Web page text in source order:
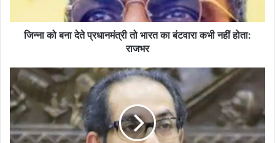
बंटवारा
राजभर
जिन्ना को बना देते प्रधानमंत्री तो भारत का बंटवारा कभी नहीं होता:
राजभर
महाराष्ट्र
के
सीएम
उद्धव
ठाकरे
अस्पताल